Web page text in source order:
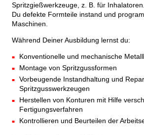
Spritzgießwerkzeuge, z. B. für
Du defekte Formteile instand und
Maschinen.
Während Deiner Ausbildung lernst du:
Konventionelle und mechanische
Montage von Spritzgussformen
Vorbeugende Instandhaltung und
Spritzgusswerkzeugen
Herstellen von Konturen mit Hilfe
Fertigungsverfahren
Kontrollieren und Beurteilen der